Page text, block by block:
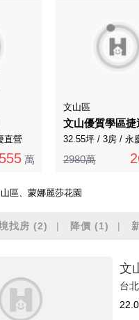
直營
萬
文山區
32.55坪 / 3房 / 永
2980萬
區、蒙娜麗莎花園
找房 (2) 降價 (1)
文
台